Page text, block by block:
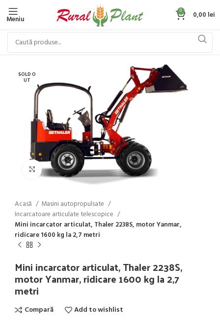
Meniu
0 0,00 lei
SOLD O
UT
Click to enlarge
Acasă
Masini autopropulsate
Incarcatoare articulate telescopice
Mini incarcator articulat, Thaler 2238S, motor Yanmar,
ridicare 1600 kg la 2,7 metri
Mini incarcator articulat, Thaler 2238S,
motor Yanmar, ridicare 1600 kg la 2,7
metri
Compară Add to wishlist